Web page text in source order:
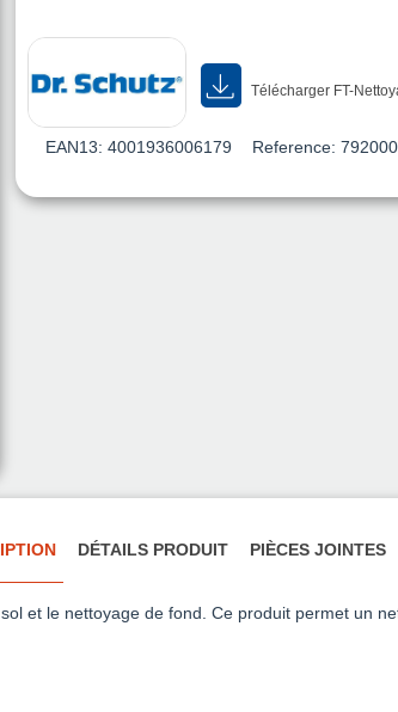
Télécharger FT-
EAN13: 4001936006179 Reference:
DÉTAILS PRODUIT PIÈCES JOINTES
et le nettoyage de fond. Ce produit permet un